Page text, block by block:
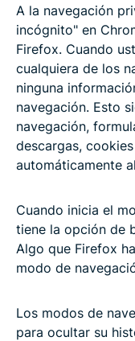
A la navegación
incógnito" en
Firefox. Cuando
cualquiera de los
ninguna
navegación. Esto
navegación,
descargas,
automáticamente
Cuando inicia el
tiene la opción de
Algo que Firefox
modo de
Los modos de
para ocultar su